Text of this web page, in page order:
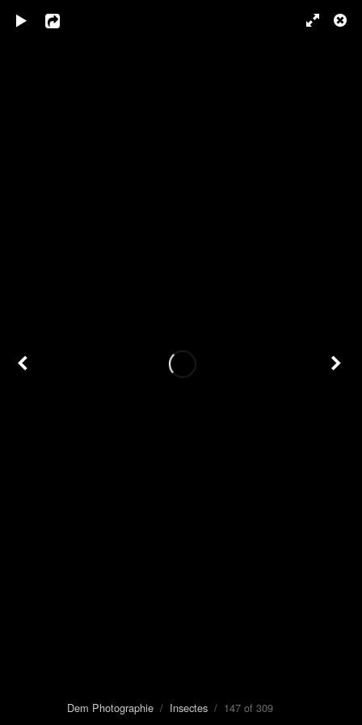
Dem Photographie/ Insectes/ 147 of 309